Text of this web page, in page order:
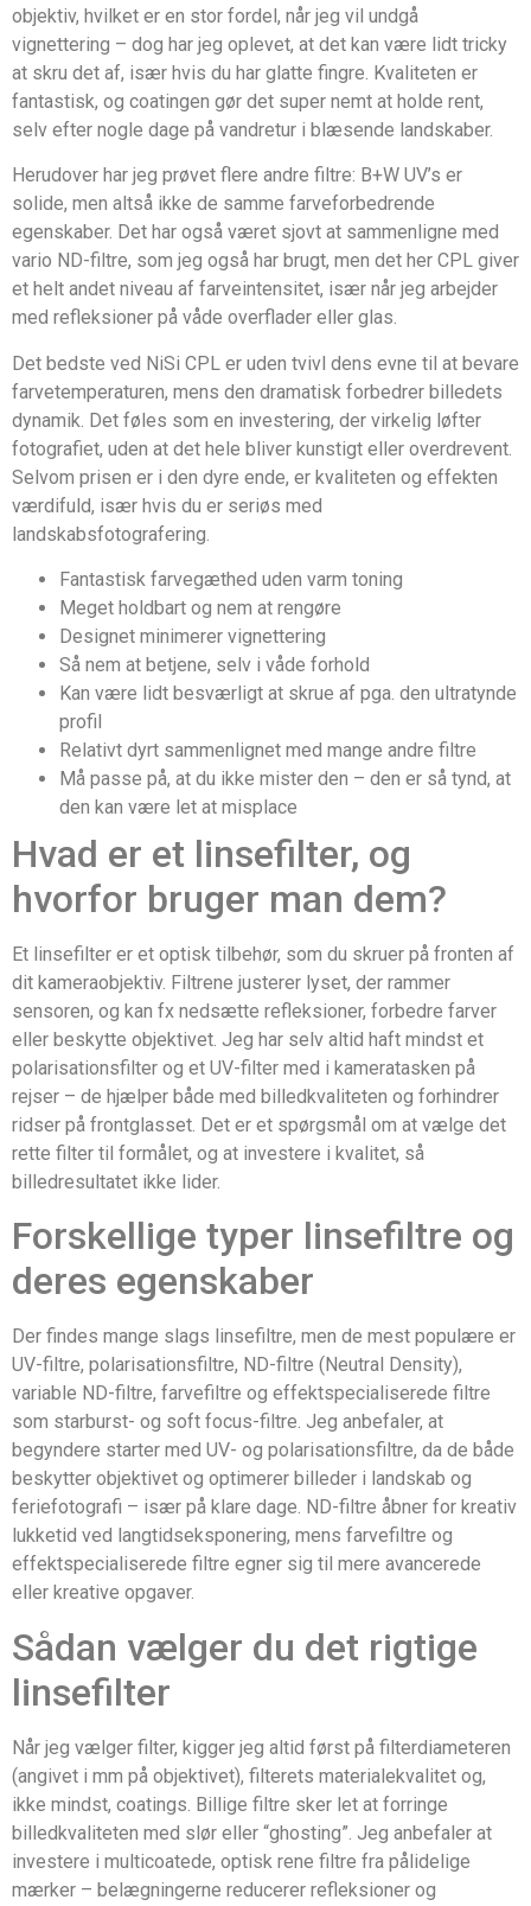
objektiv, hvilket er en stor fordel, når jeg vil undgå
vignettering – dog har jeg oplevet, at det kan være lidt tricky
at skru det af, især hvis du har glatte fingre. Kvaliteten er
fantastisk, og coatingen gør det super nemt at holde rent,
selv efter nogle dage på vandretur i blæsende landskaber.
Herudover har jeg prøvet flere andre filtre: B+W UV’s er
solide, men altså ikke de samme farveforbedrende
egenskaber. Det har også været sjovt at sammenligne med
vario ND-filtre, som jeg også har brugt, men det her CPL giver
et helt andet niveau af farveintensitet, især når jeg arbejder
med refleksioner på våde overflader eller glas.
Det bedste ved NiSi CPL er uden tvivl dens evne til at bevare
farvetemperaturen, mens den dramatisk forbedrer billedets
dynamik. Det føles som en investering, der virkelig løfter
fotografiet, uden at det hele bliver kunstigt eller overdrevent.
Selvom prisen er i den dyre ende, er kvaliteten og effekten
værdifuld, især hvis du er seriøs med
landskabsfotografering.
Fantastisk farvegæthed uden varm toning
Meget holdbart og nem at rengøre
Designet minimerer vignettering
Så nem at betjene, selv i våde forhold
Kan være lidt besværligt at skrue af pga. den ultratynde
profil
Relativt dyrt sammenlignet med mange andre filtre
Må passe på, at du ikke mister den – den er så tynd, at
den kan være let at misplace
Hvad er et linsefilter, og
hvorfor bruger man dem?
Et linsefilter er et optisk tilbehør, som du skruer på fronten af
dit kameraobjektiv. Filtrene justerer lyset, der rammer
sensoren, og kan fx nedsætte refleksioner, forbedre farver
eller beskytte objektivet. Jeg har selv altid haft mindst et
polarisationsfilter og et UV-filter med i kameratasken på
rejser – de hjælper både med billedkvaliteten og forhindrer
ridser på frontglasset. Det er et spørgsmål om at vælge det
rette filter til formålet, og at investere i kvalitet, så
billedresultatet ikke lider.
Forskellige typer linsefiltre og
deres egenskaber
Der findes mange slags linsefiltre, men de mest populære er
UV-filtre, polarisationsfiltre, ND-filtre (Neutral Density),
variable ND-filtre, farvefiltre og effektspecialiserede filtre
som starburst- og soft focus-filtre. Jeg anbefaler, at
begyndere starter med UV- og polarisationsfiltre, da de både
beskytter objektivet og optimerer billeder i landskab og
feriefotografi – især på klare dage. ND-filtre åbner for kreativ
lukketid ved langtidseksponering, mens farvefiltre og
effektspecialiserede filtre egner sig til mere avancerede
eller kreative opgaver.
Sådan vælger du det rigtige
linsefilter
Når jeg vælger filter, kigger jeg altid først på filterdiameteren
(angivet i mm på objektivet), filterets materialekvalitet og,
ikke mindst, coatings. Billige filtre sker let at forringe
billedkvaliteten med slør eller “ghosting”. Jeg anbefaler at
investere i multicoatede, optisk rene filtre fra pålidelige
mærker – belægningerne reducerer refleksioner og